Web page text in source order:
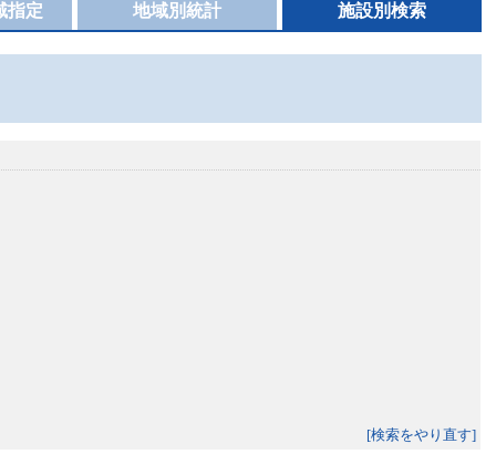
施設別検索
地域別統計
指定
[検索をやり直す]